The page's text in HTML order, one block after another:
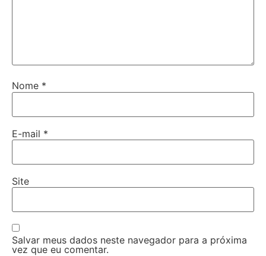
Nome *
E-mail *
Site
Salvar meus dados neste navegador para a próxima
vez que eu comentar.